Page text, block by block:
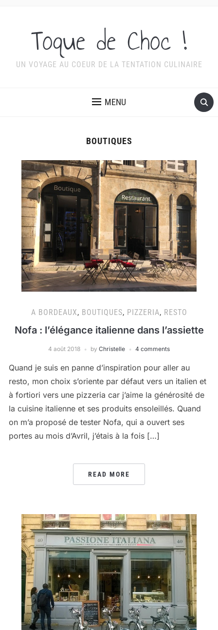
Toque de Choc !
UN VOYAGE AU COEUR DE LA TENTATION CULINAIRE
MENU
BOUTIQUES
A BORDEAUX, BOUTIQUES, PIZZERIA, RESTO
Nofa : l’élégance italienne dans l’assiette
4 août 2018 by Christelle 4 comments
Quand je suis en panne d’inspiration pour aller au
resto, mon choix s’oriente par défaut vers un italien et
à fortiori vers une pizzeria car j’aime la générosité de
la cuisine italienne et ses produits ensoleillés. Quand
on m’a proposé de tester Nofa, qui a ouvert ses
portes au mois d’Avril, j’étais à la fois […]
READ MORE